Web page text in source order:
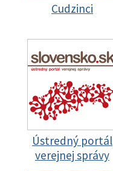
Cudzinci
Ústredný portál
verejnej správy